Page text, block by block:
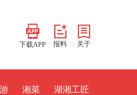
下载APP 报料 关于
湘菜
湖湘工匠